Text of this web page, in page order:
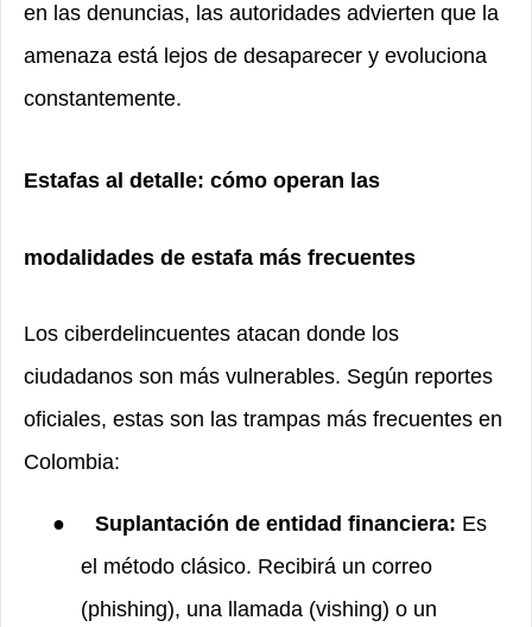
en las denuncias, las autoridades advierten que la
amenaza está lejos de desaparecer y evoluciona
constantemente.
Estafas al detalle: cómo operan las
modalidades de estafa más frecuentes
Los ciberdelincuentes atacan donde los
ciudadanos son más vulnerables. Según reportes
oficiales, estas son las trampas más frecuentes en
Colombia:
● Suplantación de entidad financiera: Es
el método clásico. Recibirá un correo
(phishing), una llamada (vishing) o un